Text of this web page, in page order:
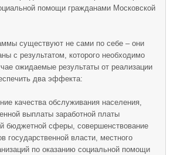
помощи гражданами Московской
существуют не сами по себе – они
с результатом, которого необходимо
ожидаемые результаты от реализации
два эффекта:
качества обслуживания населения,
выплаты заработной платы
бюджетной сферы, совершенствование
государственной власти, местного
по оказанию социальной помощи